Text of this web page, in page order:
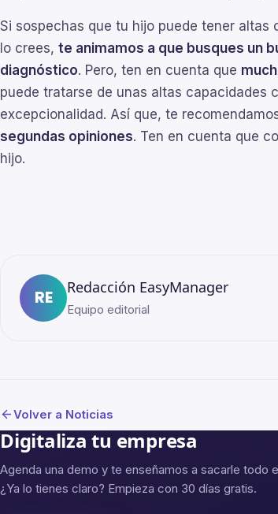
Si sospechas que tu hijo puede tener
lo crees, te animamos a que busques un
diagnóstico. Pero, ten en cuenta que
puede tratarse de unas altas capacidades
excepcionalidad. Así que, te
segundas opiniones. Ten en cuenta que
hijo.
RE Redacción EasyManager
Equipo editorial
Volver a Noticias
Digitaliza tu empresa
Agenda una demo y te enseñamos a sacarle todo
¿Ya lo tienes claro? Empieza con 30 días gratis.